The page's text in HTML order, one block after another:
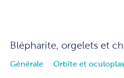
Blépharite, orgelets et
Générale Orbite et